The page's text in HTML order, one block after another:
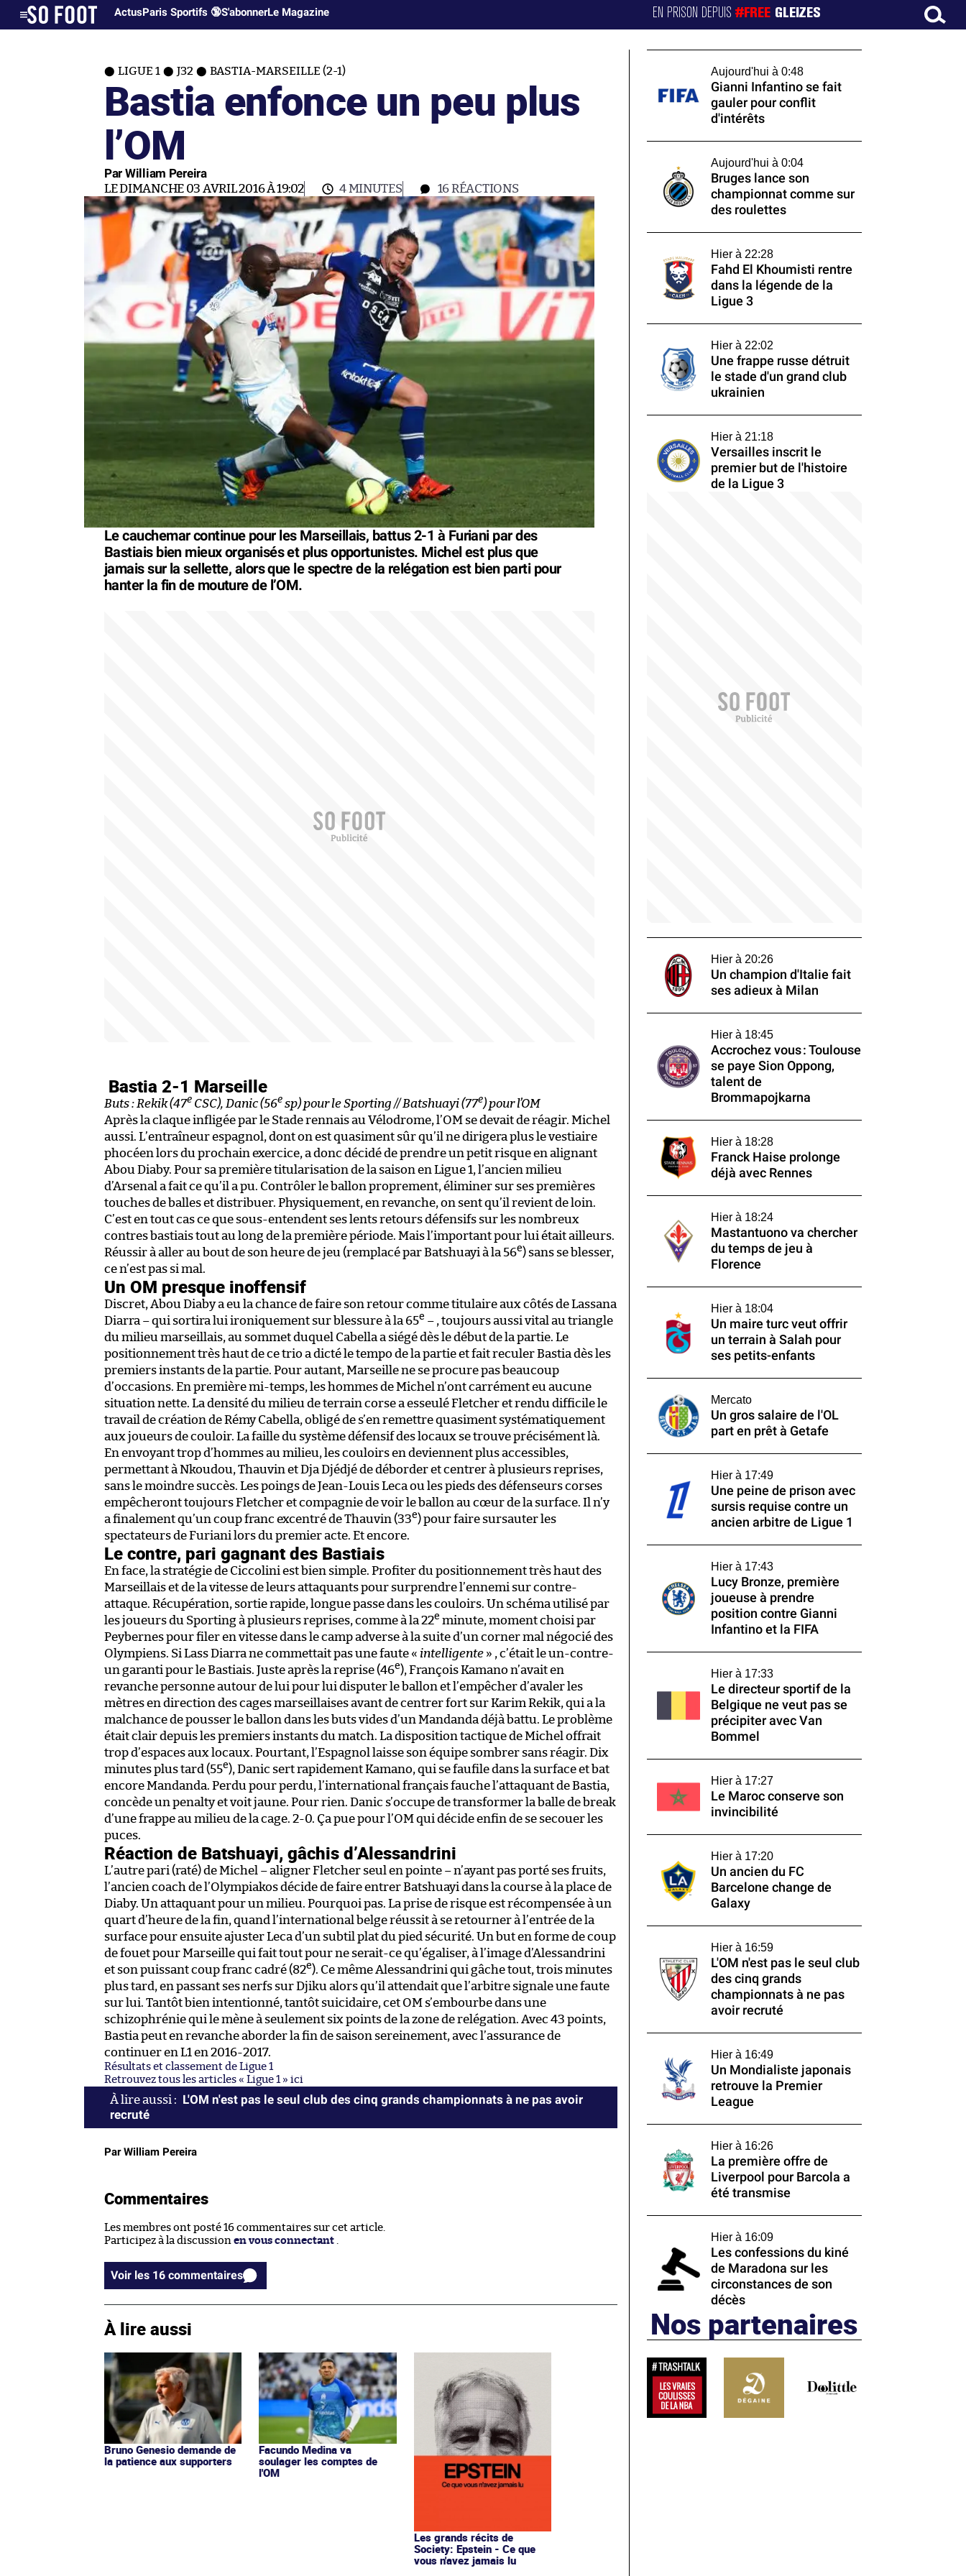
ActusParis Sportifs 🔞S'abonnerLe Magazine EN PRISON DEPUIS#FREE GLEIZES
LIGUE 1 J32 BASTIA-MARSEILLE (2-1)
Bastia enfonce un peu plus
l’OM
Par William Pereira
LE DIMANCHE 03 AVRIL 2016 À 19:02 4 MINUTES 16RÉACTIONS
Le cauchemar continue pour les Marseillais, battus 2-1 à Furiani par des
Bastiais bien mieux organisés et plus opportunistes. Michel est plus que
jamais sur la sellette, alors que le spectre de la relégation est bien parti pour
hanter la fin de mouture de l’OM.
Bastia 2-1 Marseille
Buts : Rekik (47e CSC), Danic (56e sp) pour le Sporting // Batshuayi (77e) pour l’OM
Après la claque infligée par le Stade rennais au Vélodrome, l’OM se devait de réagir. Michel
aussi. L’entraîneur espagnol, dont on est quasiment sûr qu’il ne dirigera plus le vestiaire
phocéen lors du prochain exercice, a donc décidé de prendre un petit risque en alignant
Abou Diaby. Pour sa première titularisation de la saison en Ligue 1, l’ancien milieu
d’Arsenal a fait ce qu’il a pu. Contrôler le ballon proprement, éliminer sur ses premières
touches de balles et distribuer. Physiquement, en revanche, on sent qu’il revient de loin.
C’est en tout cas ce que sous-entendent ses lents retours défensifs sur les nombreux
contres bastiais tout au long de la première période. Mais l’important pour lui était ailleurs.
Réussir à aller au bout de son heure de jeu (remplacé par Batshuayi à la 56e) sans se blesser,
ce n’est pas si mal.
Un OM presque inoffensif
Discret, Abou Diaby a eu la chance de faire son retour comme titulaire aux côtés de Lassana
Diarra – qui sortira lui ironiquement sur blessure à la 65e – , toujours aussi vital au triangle
du milieu marseillais, au sommet duquel Cabella a siégé dès le début de la partie. Le
positionnement très haut de ce trio a dicté le tempo de la partie et fait reculer Bastia dès les
premiers instants de la partie. Pour autant, Marseille ne se procure pas beaucoup
d’occasions. En première mi-temps, les hommes de Michel n’ont carrément eu aucune
situation nette. La densité du milieu de terrain corse a esseulé Fletcher et rendu difficile le
travail de création de Rémy Cabella, obligé de s’en remettre quasiment systématiquement
aux joueurs de couloir. La faille du système défensif des locaux se trouve précisément là.
En envoyant trop d’hommes au milieu, les couloirs en deviennent plus accessibles,
permettant à Nkoudou, Thauvin et Dja Djédjé de déborder et centrer à plusieurs reprises,
sans le moindre succès. Les poings de Jean-Louis Leca ou les pieds des défenseurs corses
empêcheront toujours Fletcher et compagnie de voir le ballon au cœur de la surface. Il n’y
a finalement qu’un coup franc excentré de Thauvin (33e) pour faire sursauter les
spectateurs de Furiani lors du premier acte. Et encore.
Le contre, pari gagnant des Bastiais
En face, la stratégie de Ciccolini est bien simple. Profiter du positionnement très haut des
Marseillais et de la vitesse de leurs attaquants pour surprendre l’ennemi sur contre-
attaque. Récupération, sortie rapide, longue passe dans les couloirs. Un schéma utilisé par
les joueurs du Sporting à plusieurs reprises, comme à la 22e minute, moment choisi par
Peybernes pour filer en vitesse dans le camp adverse à la suite d’un corner mal négocié des
Olympiens. Si Lass Diarra ne commettait pas une faute « intelligente » , c’était le un-contre-
un garanti pour le Bastiais. Juste après la reprise (46e), François Kamano n’avait en
revanche personne autour de lui pour lui disputer le ballon et l’empêcher d’avaler les
mètres en direction des cages marseillaises avant de centrer fort sur Karim Rekik, qui a la
malchance de pousser le ballon dans les buts vides d’un Mandanda déjà battu. Le problème
était clair depuis les premiers instants du match. La disposition tactique de Michel offrait
trop d’espaces aux locaux. Pourtant, l’Espagnol laisse son équipe sombrer sans réagir. Dix
minutes plus tard (55e), Danic sert rapidement Kamano, qui se faufile dans la surface et bat
encore Mandanda. Perdu pour perdu, l’international français fauche l’attaquant de Bastia,
concède un penalty et voit jaune. Pour rien. Danic s’occupe de transformer la balle de break
d’une frappe au milieu de la cage. 2-0. Ça pue pour l’OM qui décide enfin de se secouer les
puces.
Réaction de Batshuayi, gâchis d’Alessandrini
L’autre pari (raté) de Michel – aligner Fletcher seul en pointe – n’ayant pas porté ses fruits,
l’ancien coach de l’Olympiakos décide de faire entrer Batshuayi dans la course à la place de
Diaby. Un attaquant pour un milieu. Pourquoi pas. La prise de risque est récompensée à un
quart d’heure de la fin, quand l’international belge réussit à se retourner à l’entrée de la
surface pour ensuite ajuster Leca d’un subtil plat du pied sécurité. Un but en forme de coup
de fouet pour Marseille qui fait tout pour ne serait-ce qu’égaliser, à l’image d’Alessandrini
et son puissant coup franc cadré (82e). Ce même Alessandrini qui gâche tout, trois minutes
plus tard, en passant ses nerfs sur Djiku alors qu’il attendait que l’arbitre signale une faute
sur lui. Tantôt bien intentionné, tantôt suicidaire, cet OM s’embourbe dans une
schizophrénie qui le mène à seulement six points de la zone de relégation. Avec 43 points,
Bastia peut en revanche aborder la fin de saison sereinement, avec l’assurance de
continuer en L1 en 2016-2017.
Résultats et classement de Ligue 1
Retrouvez tous les articles « Ligue 1 » ici
L'OM n'est pas le seul club des cinq grands championnats à ne pas avoir
recruté
Par William Pereira
Commentaires
Les membres ont posté 16 commentaires sur cet article.
Participez à la discussion en vous connectant
Voir les 16 commentaires
À lire aussi
Bruno Genesio demande de
la patience aux supporters
Facundo Medina va
soulager les comptes de
l'OM
Les grands récits de
Society: Epstein - Ce que
vous n'avez jamais lu
Aujourd'hui à 0:48
Gianni Infantino se fait
gauler pour conflit
d'intérêts
Aujourd'hui à 0:04
Bruges lance son
championnat comme sur
des roulettes
Hier à 22:28
Fahd El Khoumisti rentre
dans la légende de la
Ligue 3
Hier à 22:02
Une frappe russe détruit
le stade d'un grand club
ukrainien
Hier à 21:18
Versailles inscrit le
premier but de l'histoire
de la Ligue 3
Hier à 20:26
Un champion d'Italie fait
ses adieux à Milan
Hier à 18:45
Accrochez vous : Toulouse
se paye Sion Oppong,
talent de
Brommapojkarna
Hier à 18:28
Franck Haise prolonge
déjà avec Rennes
Hier à 18:24
Mastantuono va chercher
du temps de jeu à
Florence
Hier à 18:04
Un maire turc veut offrir
un terrain à Salah pour
ses petits-enfants
Mercato
Un gros salaire de l'OL
part en prêt à Getafe
Hier à 17:49
Une peine de prison avec
sursis requise contre un
ancien arbitre de Ligue 1
Hier à 17:43
Lucy Bronze, première
joueuse à prendre
position contre Gianni
Infantino et la FIFA
Hier à 17:33
Le directeur sportif de la
Belgique ne veut pas se
précipiter avec Van
Bommel
Hier à 17:27
Le Maroc conserve son
invincibilité
Hier à 17:20
Un ancien du FC
Barcelone change de
Galaxy
Hier à 16:59
L'OM n'est pas le seul club
des cinq grands
championnats à ne pas
avoir recruté
Hier à 16:49
Un Mondialiste japonais
retrouve la Premier
League
Hier à 16:26
La première offre de
Liverpool pour Barcola a
été transmise
Hier à 16:09
Les confessions du kiné
de Maradona sur les
circonstances de son
décès
Nos partenaires